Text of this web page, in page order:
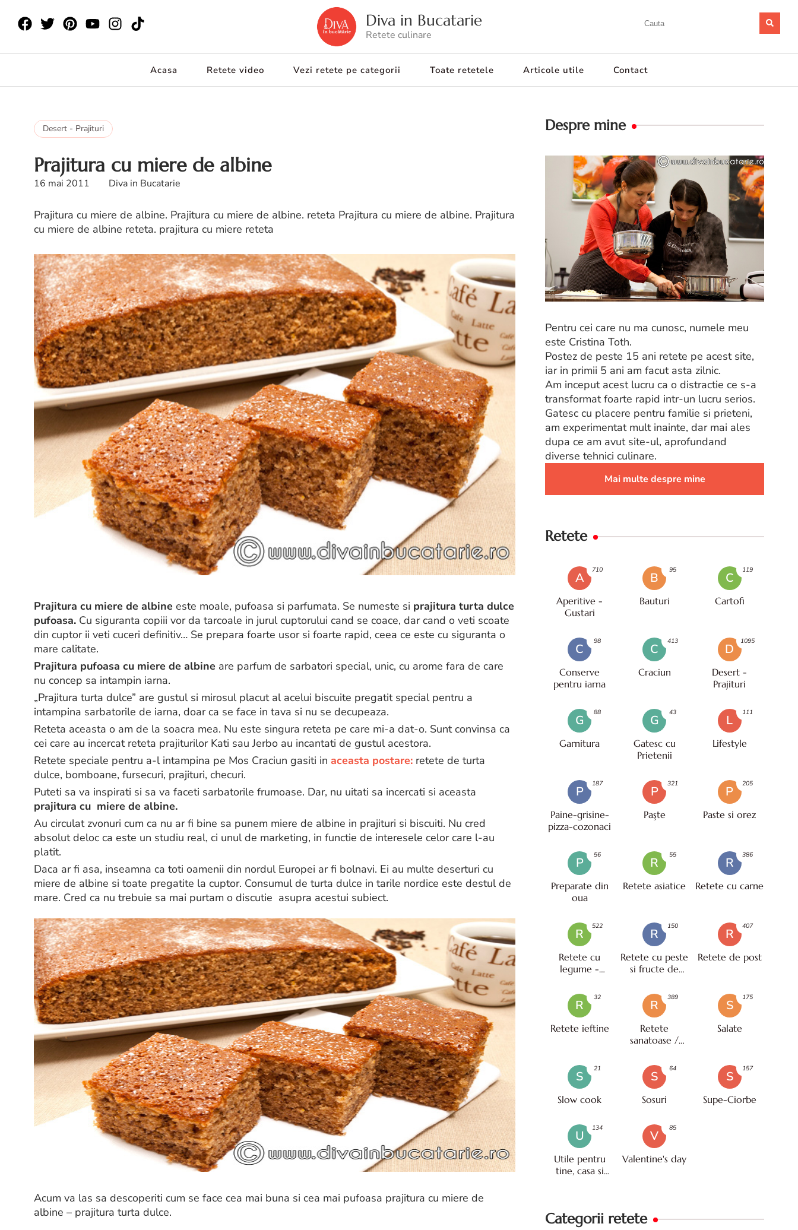
Diva in Bucatarie
Retete culinare
Acasa Retete video Vezi retete pe categorii Toate retetele Articole utile Contact
Desert - Prajituri
Prajitura cu miere de albine
16 mai 2011 Diva in Bucatarie
Prajitura cu miere de albine. Prajitura cu miere de albine. reteta Prajitura cu miere de albine. Prajitura
cu miere de albine reteta. prajitura cu miere reteta
Prajitura cu miere de albine este moale, pufoasa si parfumata. Se numeste si prajitura turta dulce
pufoasa. Cu siguranta copiii vor da tarcoale in jurul cuptorului cand se coace, dar cand o veti scoate
din cuptor ii veti cuceri definitiv… Se prepara foarte usor si foarte rapid, ceea ce este cu siguranta o
mare calitate.
Prajitura pufoasa cu miere de albine are parfum de sarbatori special, unic, cu arome fara de care
nu concep sa intampin iarna.
„Prajitura turta dulce” are gustul si mirosul placut al acelui biscuite pregatit special pentru a
intampina sarbatorile de iarna, doar ca se face in tava si nu se decupeaza.
Reteta aceasta o am de la soacra mea. Nu este singura reteta pe care mi-a dat-o. Sunt convinsa ca
cei care au incercat reteta prajiturilor Kati sau Jerbo au incantati de gustul acestora.
Retete speciale pentru a-l intampina pe Mos Craciun gasiti in aceasta postare: retete de turta
dulce, bomboane, fursecuri, prajituri, checuri.
Puteti sa va inspirati si sa va faceti sarbatorile frumoase. Dar, nu uitati sa incercati si aceasta
prajitura cu miere de albine.
Au circulat zvonuri cum ca nu ar fi bine sa punem miere de albine in prajituri si biscuiti. Nu cred
absolut deloc ca este un studiu real, ci unul de marketing, in functie de interesele celor care l-au
platit.
Daca ar fi asa, inseamna ca toti oamenii din nordul Europei ar fi bolnavi. Ei au multe deserturi cu
miere de albine si toate pregatite la cuptor. Consumul de turta dulce in tarile nordice este destul de
mare. Cred ca nu trebuie sa mai purtam o discutie asupra acestui subiect.
Acum va las sa descoperiti cum se face cea mai buna si cea mai pufoasa prajitura cu miere de
albine – prajitura turta dulce.
Despre mine
Pentru cei care nu ma cunosc, numele meu
este Cristina Toth.
Postez de peste 15 ani retete pe acest site,
iar in primii 5 ani am facut asta zilnic.
Am inceput acest lucru ca o distractie ce s-a
transformat foarte rapid intr-un lucru serios.
Gatesc cu placere pentru familie si prieteni,
am experimentat mult inainte, dar mai ales
dupa ce am avut site-ul, aprofundand
diverse tehnici culinare.
Mai multe despre mine
Retete
A
Aperitive -
Gustari
710
B
Bauturi
95
C
Cartofi
119
C
Conserve
pentru iarna
98
C
Craciun
413
D
Desert -
Prajituri
1095
G
Garnitura
88
G
Gatesc cu
Prietenii
43
L
Lifestyle
111
P
Paine-grisine-
pizza-cozonaci
187
P
Paşte
321
P
Paste si orez
205
P
Preparate din
oua
56
R
Retete asiatice
55
R
Retete cu carne
386
R
Retete cu
legume -
522
R
Retete cu peste
si fructe de
150
R
Retete de post
407
R
Retete ieftine
32
R
Retete
sanatoase /
389
S
Salate
175
S
Slow cook
21
S
Sosuri
64
S
Supe-Ciorbe
157
U
Utile pentru
tine, casa si
134
V
Valentine's day
85
Categorii retete